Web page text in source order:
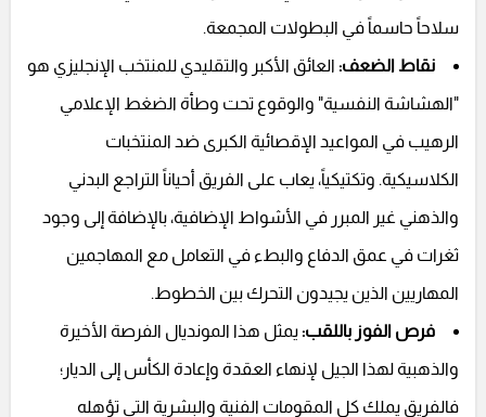
سلاحاً حاسماً في البطولات المجمعة.
نقاط الضعف: العائق الأكبر والتقليدي للمنتخب الإنجليزي هو
"الهشاشة النفسية" والوقوع تحت وطأة الضغط الإعلامي
الرهيب في المواعيد الإقصائية الكبرى ضد المنتخبات
الكلاسيكية. وتكتيكياً، يعاب على الفريق أحياناً التراجع البدني
والذهني غير المبرر في الأشواط الإضافية، بالإضافة إلى وجود
ثغرات في عمق الدفاع والبطء في التعامل مع المهاجمين
المهاريين الذين يجيدون التحرك بين الخطوط.
فرص الفوز باللقب:يمثل هذا المونديال الفرصة الأخيرة
والذهبية لهذا الجيل لإنهاء العقدة وإعادة الكأس إلى الديار؛
فالفريق يملك كل المقومات الفنية والبشرية التي تؤهله